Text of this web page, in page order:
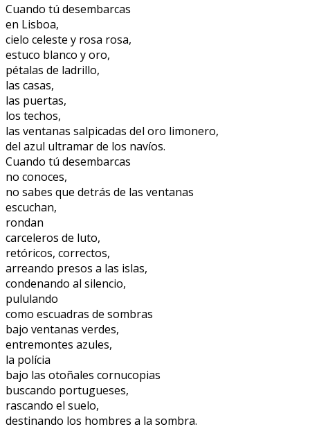
Cuando tú desembarcas
en Lisboa,
cielo celeste y rosa rosa,
estuco blanco y oro,
pétalas de ladrillo,
las casas,
las puertas,
los techos,
las ventanas salpicadas del oro limonero,
del azul ultramar de los navíos.
Cuando tú desembarcas
no conoces,
no sabes que detrás de las ventanas
escuchan,
rondan
carceleros de luto,
retóricos, correctos,
arreando presos a las islas,
condenando al silencio,
pululando
como escuadras de sombras
bajo ventanas verdes,
entremontes azules,
la polícia
bajo las otoñales cornucopias
buscando portugueses,
rascando el suelo,
destinando los hombres a la sombra.